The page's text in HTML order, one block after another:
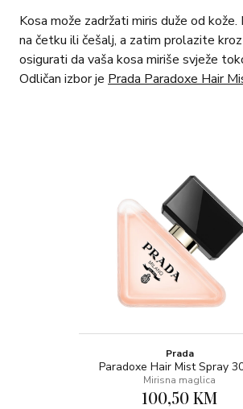
Kosa može zadržati miris duže od
na četku ili češalj, a zatim prolazite
osigurati da vaša kosa miriše svježe
Odličan izbor je Prada Paradoxe Hair
Prada
Paradoxe Hair Mist Spray
Mirisna maglica
100,50 KM